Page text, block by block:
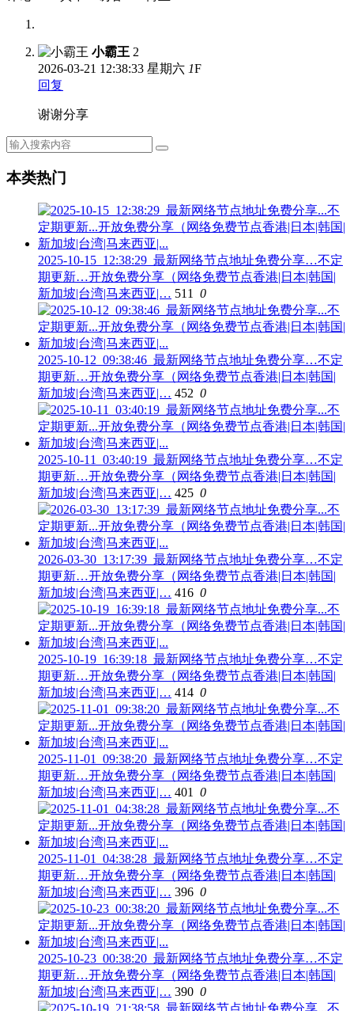
小霸王 2
2026-03-21 12:38:33 星期六 1F
回复
谢谢分享
本类热门
2025-10-15_12:38:29_最新网络节点地址免费分享…不定
期更新…开放免费分享（网络免费节点香港|日本|韩国|
新加坡|台湾|马来西亚|… 511 0
2025-10-12_09:38:46_最新网络节点地址免费分享…不定
期更新…开放免费分享（网络免费节点香港|日本|韩国|
新加坡|台湾|马来西亚|… 452 0
2025-10-11_03:40:19_最新网络节点地址免费分享…不定
期更新…开放免费分享（网络免费节点香港|日本|韩国|
新加坡|台湾|马来西亚|… 425 0
2026-03-30_13:17:39_最新网络节点地址免费分享…不定
期更新…开放免费分享（网络免费节点香港|日本|韩国|
新加坡|台湾|马来西亚|… 416 0
2025-10-19_16:39:18_最新网络节点地址免费分享…不定
期更新…开放免费分享（网络免费节点香港|日本|韩国|
新加坡|台湾|马来西亚|… 414 0
2025-11-01_09:38:20_最新网络节点地址免费分享…不定
期更新…开放免费分享（网络免费节点香港|日本|韩国|
新加坡|台湾|马来西亚|… 401 0
2025-11-01_04:38:28_最新网络节点地址免费分享…不定
期更新…开放免费分享（网络免费节点香港|日本|韩国|
新加坡|台湾|马来西亚|… 396 0
2025-10-23_00:38:20_最新网络节点地址免费分享…不定
期更新…开放免费分享（网络免费节点香港|日本|韩国|
新加坡|台湾|马来西亚|… 390 0